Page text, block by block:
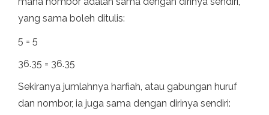
yang sama boleh ditulis:
5 = 5
36.35 = 36.35
Sekiranya jumlahnya harfiah, atau gabungan huruf
dan nombor, ia juga sama dengan dirinya sendiri: